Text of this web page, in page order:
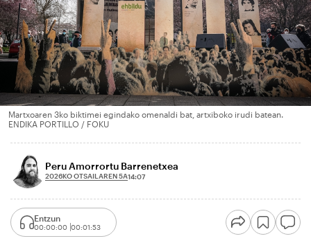
Martxoaren 3ko biktimei egindako omenaldi bat, artxiboko irudi batean.
ENDIKA PORTILLO / FOKU
Peru Amorrortu Barrenetxea
2026KO OTSAILAREN 5A14:07
Entzun
00:00:00 00:01:53